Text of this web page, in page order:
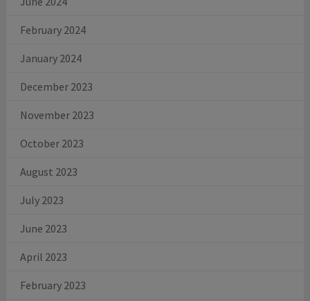
February 2024
January 2024
December 2023
November 2023
October 2023
August 2023
July 2023
June 2023
April 2023
February 2023